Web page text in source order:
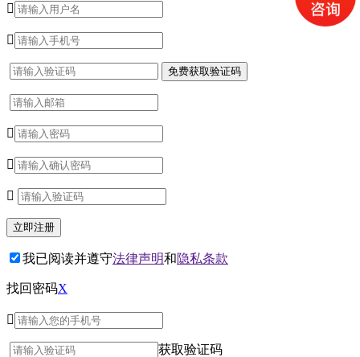





我已阅读并遵守法律声明和隐私条款
找回密码X

获取验证码